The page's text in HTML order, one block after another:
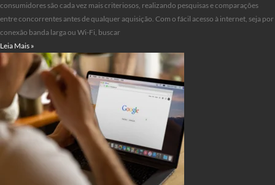
consumidores são cada vez mais criteriosos, realizando pesquisas e comparações
entre concorrentes antes de qualquer aquisição. Com o fácil acesso à internet, seja por
conexão banda larga ou Wi-Fi, buscar
Leia Mais »